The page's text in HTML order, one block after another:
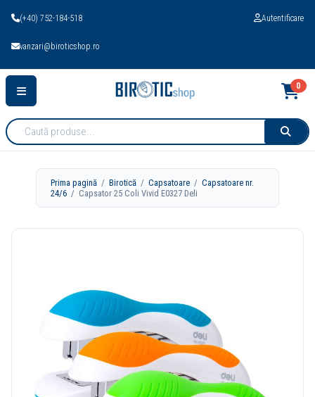
(+40) 752-184-518
vanzari@biroticshop.ro
Autentificare
Cauta
produse:
0
Prima pagină /Birotică /Capsatoare /Capsatoare nr.
24/6 / Capsator 25 Coli Vivid E0327 Deli